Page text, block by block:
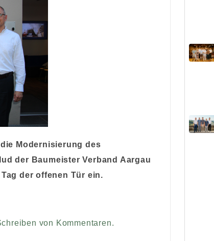
Modernisierung des
der Baumeister Verband Aargau
der offenen Tür ein.
von Kommentaren.